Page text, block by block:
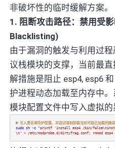
非破坏性的临时缓解方案。
1. 阻断攻击路径：禁用受
Blacklisting)
由于漏洞的触发与利用过
议栈模块的支撑，当前最
解措施是阻止 esp4, esp6
护进程动态加载至内存中
模块配置文件中写入虚拟的
# 写入黑名单防护配置，并尝试强制卸载当前可能已加载的脆
sudo sh -c "printf 'install esp4 /bin/
\n' > /etc/modprobe.d/dirtyfrag.conf; rmmod